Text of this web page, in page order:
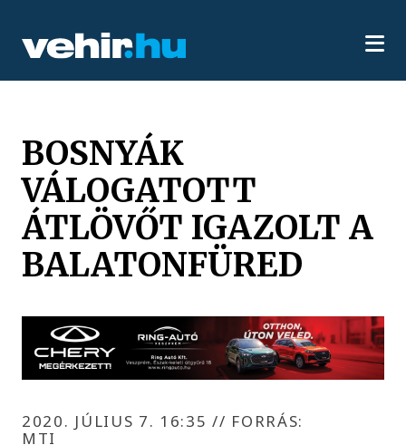
BOSNYÁK
VÁLOGATOTT
ÁTLÖVŐT IGAZOLT A
BALATONFÜRED
2020. JÚLIUS 7. 16:35// FORRÁS:
MTI